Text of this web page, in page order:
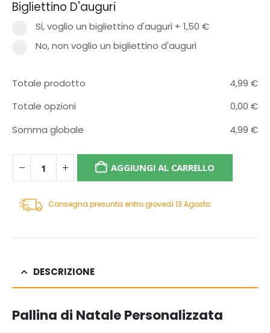
Bigliettino D'auguri
Si, voglio un bigliettino d'auguri + 1,50 €
No, non voglio un bigliettino d'auguri
Totale prodotto 4,99 €
Totale opzioni
0,00 €
Somma globale
4,99 €
AGGIUNGI AL CARRELLO
Consegna presunta entro giovedì 13 Agosto
DESCRIZIONE
Pallina di Natale Personalizzata